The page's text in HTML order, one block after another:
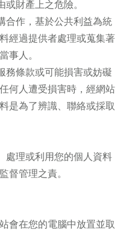
財產上之危險。
合作，基於公共利益為統
經過提供者處理或蒐集著
事人。
務條款或可能損害或妨礙
何人遭受損害時，經網站
是為了辨識、聯絡或採取
處理或利用您的個人資料
督管理之責。
會在您的電腦中放置並取